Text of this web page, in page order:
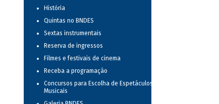
História
Quintas no BNDES
Sextas instrumentais
Reserva de ingressos
Filmes e festivais de cinema
Receba a programação
Concursos para Escolha de Espetáculos
Musicais